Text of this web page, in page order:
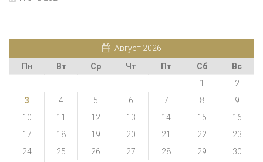
Август 2026
Пн
Вт Ср Чт Пт Сб
Вс
1
2
3
4 5 6 7 8
9
10
11 12 13 14 15
16
17
18 19 20 21 22
23
24
25 26 27 28 29
30